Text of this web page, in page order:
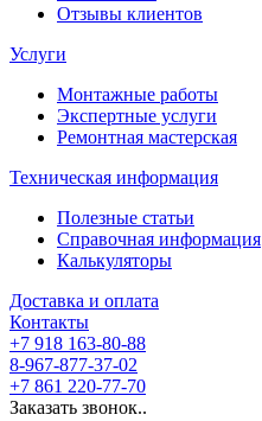
Отзывы клиентов
Услуги
Монтажные работы
Экспертные услуги
Ремонтная мастерская
Техническая информация
Полезные статьи
Справочная информация
Калькуляторы
Доставка и оплата
Контакты
+7 918 163-80-88
8-967-877-37-02
+7 861 220-77-70
Заказать звонок..